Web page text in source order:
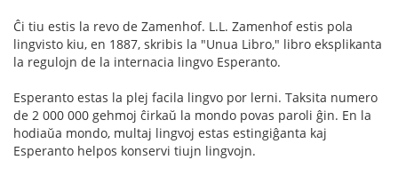
Ĉi tiu estis la revo de Zamenhof. L.L. Zamenhof estis pola
lingvisto kiu, en 1887, skribis la "Unua Libro," libro eksplikanta
la regulojn de la internacia lingvo Esperanto.
Esperanto estas la plej facila lingvo por lerni. Taksita numero
de 2 000 000 gehmoj ĉirkaŭ la mondo povas paroli ĝin. En la
hodiaŭa mondo, multaj lingvoj estas estingiĝanta kaj
Esperanto helpos konservi tiujn lingvojn.